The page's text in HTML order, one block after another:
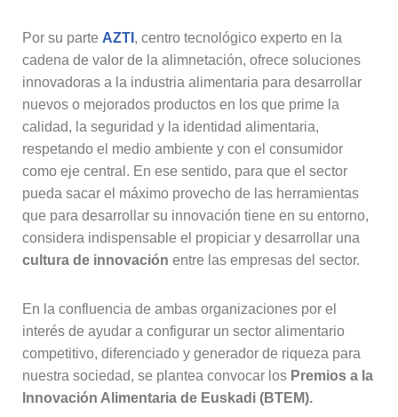
Por su parte AZTI , centro tecnológico experto en la
cadena de valor de la alimnetación, ofrece soluciones
innovadoras a la industria alimentaria para desarrollar
nuevos o mejorados productos en los que prime la
calidad, la seguridad y la identidad alimentaria,
respetando el medio ambiente y con el consumidor
como eje central. En ese sentido, para que el sector
pueda sacar el máximo provecho de las herramientas
que para desarrollar su innovación tiene en su entorno,
considera indispensable el propiciar y desarrollar una
cultura de innovación entre las empresas del sector.
En la confluencia de ambas organizaciones por el
interés de ayudar a configurar un sector alimentario
competitivo, diferenciado y generador de riqueza para
nuestra sociedad, se plantea convocar los Premios a la
Innovación Alimentaria de Euskadi (BTEM).